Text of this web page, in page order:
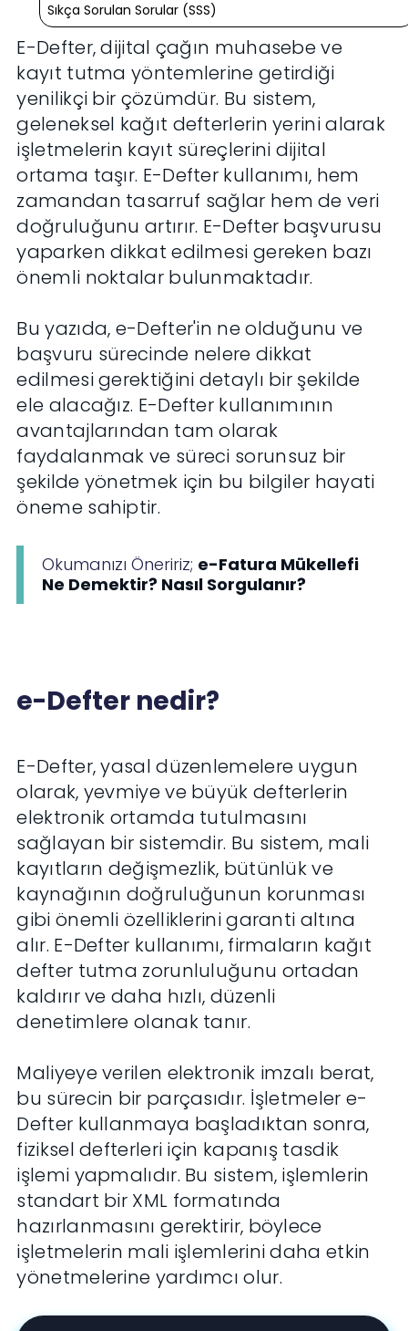
Sıkça Sorulan Sorular (SSS)
E-Defter, dijital çağın muhasebe ve
kayıt tutma yöntemlerine getirdiği
yenilikçi bir çözümdür. Bu sistem,
geleneksel kağıt defterlerin yerini alarak
işletmelerin kayıt süreçlerini dijital
ortama taşır. E-Defter kullanımı, hem
zamandan tasarruf sağlar hem de veri
doğruluğunu artırır. E-Defter başvurusu
yaparken dikkat edilmesi gereken bazı
önemli noktalar bulunmaktadır.
Bu yazıda, e-Defter'in ne olduğunu ve
başvuru sürecinde nelere dikkat
edilmesi gerektiğini detaylı bir şekilde
ele alacağız. E-Defter kullanımının
avantajlarından tam olarak
faydalanmak ve süreci sorunsuz bir
şekilde yönetmek için bu bilgiler hayati
öneme sahiptir.
Okumanızı Öneririz; e-Fatura Mükellefi
Ne Demektir? Nasıl Sorgulanır?
e-Defter nedir?
E-Defter, yasal düzenlemelere uygun
olarak, yevmiye ve büyük defterlerin
elektronik ortamda tutulmasını
sağlayan bir sistemdir. Bu sistem, mali
kayıtların değişmezlik, bütünlük ve
kaynağının doğruluğunun korunması
gibi önemli özelliklerini garanti altına
alır. E-Defter kullanımı, firmaların kağıt
defter tutma zorunluluğunu ortadan
kaldırır ve daha hızlı, düzenli
denetimlere olanak tanır.
Maliyeye verilen elektronik imzalı berat,
bu sürecin bir parçasıdır. İşletmeler e-
Defter kullanmaya başladıktan sonra,
fiziksel defterleri için kapanış tasdik
işlemi yapmalıdır. Bu sistem, işlemlerin
standart bir XML formatında
hazırlanmasını gerektirir, böylece
işletmelerin mali işlemlerini daha etkin
yönetmelerine yardımcı olur.